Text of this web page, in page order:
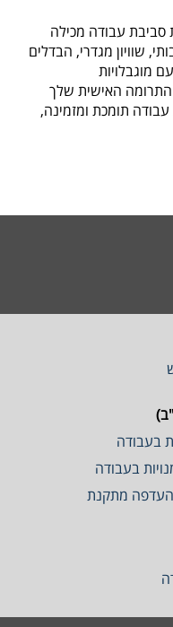
סביבת עבודה מכילה
שוויון מגדרי, הבדלים
מוגבלויות
התרומה האישית שלך
עבודה תומכת ומזמינה,
בעבודה
בעבודה
העדפה מתקנת